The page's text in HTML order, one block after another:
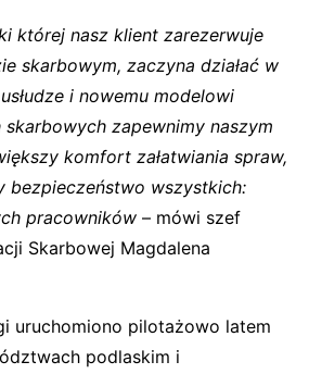
której nasz klient zarezerwuje
skarbowym, zaczyna działać w
i nowemu modelowi
skarbowych zapewnimy naszym
komfort załatwiania spraw,
bezpieczeństwo wszystkich:
pracowników – mówi szef
Skarbowej Magdalena
uruchomiono pilotażowo latem
podlaskim i